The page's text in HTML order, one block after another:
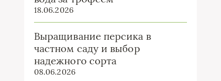
18.06.2026
Выращивание персика в
частном саду и выбор
надежного сорта
08.06.2026